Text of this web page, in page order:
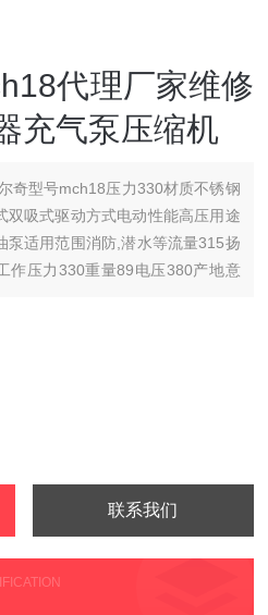
代理厂家维修
充气泵压缩机
奇型号mch18压力330材质不锈钢
双吸式驱动方式电动性能高压用途
泵适用范围消防,潜水等流量315扬
作压力330重量89电压380产地意
联系我们